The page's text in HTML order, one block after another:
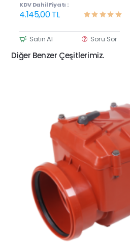
KDV Dahil Fiyatı :
4.145,00 TL
Satın Al Soru Sor
Diğer Benzer Çeşitlerimiz.